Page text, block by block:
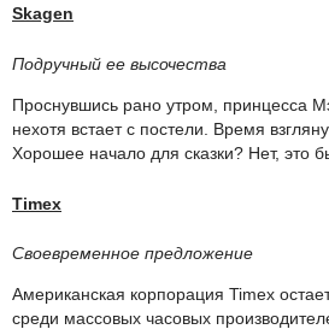
Skagen
Подручный ее высочества
Проснувшись рано утром, принцесса
нехотя встает с постели. Время
Хорошее начало для сказки? Нет, это
Timex
Своевременное предложение
Американская корпорация Timex
среди массовых часовых